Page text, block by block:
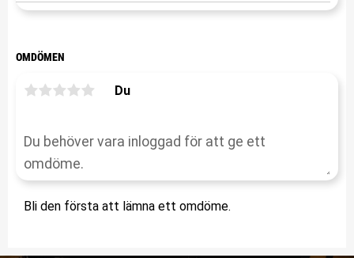
OMDÖMEN
Du
Bli den första att lämna ett omdöme.